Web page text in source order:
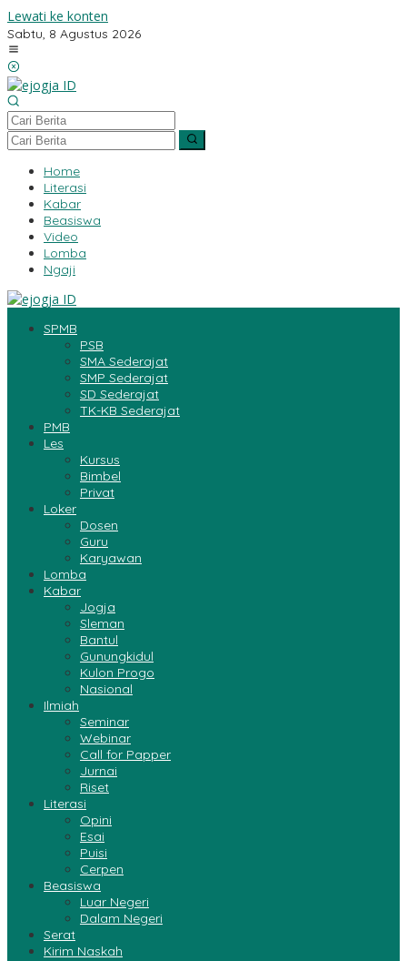
Lewati ke konten
Sabtu, 8 Agustus 2026
Home
Literasi
Kabar
Beasiswa
Video
Lomba
Ngaji
SPMB
PSB
SMA Sederajat
SMP Sederajat
SD Sederajat
TK-KB Sederajat
PMB
Les
Kursus
Bimbel
Privat
Loker
Dosen
Guru
Karyawan
Lomba
Kabar
Jogja
Sleman
Bantul
Gunungkidul
Kulon Progo
Nasional
Ilmiah
Seminar
Webinar
Call for Papper
Jurnai
Riset
Literasi
Opini
Esai
Puisi
Cerpen
Beasiswa
Luar Negeri
Dalam Negeri
Serat
Kirim Naskah